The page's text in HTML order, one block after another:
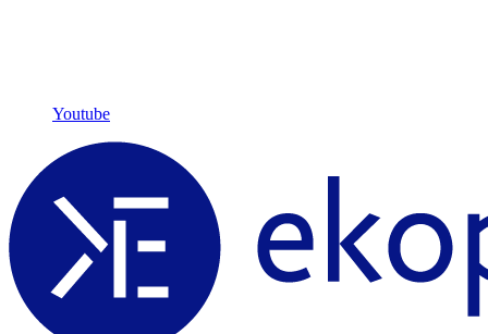
Youtube